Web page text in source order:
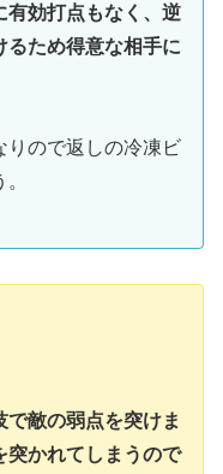
有効打点もなく、逆
るため得意な相手に
りので返しの冷凍ビ
敵の弱点を突けま
突かれてしまうので